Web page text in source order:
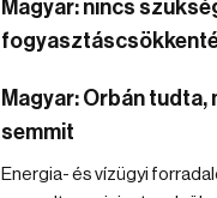
Magyar: nincs
Magyar: Orbán tudta,
semmit
Energia- és vízügyi